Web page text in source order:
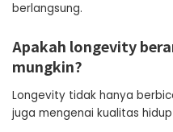
berlangsung.
Apakah longevity
mungkin?
Longevity tidak hanya
juga mengenai kualitas